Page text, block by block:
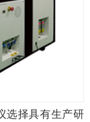
择具有生产研